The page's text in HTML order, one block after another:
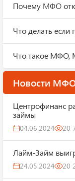
Почему МФО
Что делать если
Что такое
Новости
Центрофинанс
займы
04.06.2024 20
Лайм-Займ
24.05.2024 20